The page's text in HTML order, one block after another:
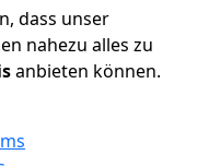
dass unser
nahezu alles zu
anbieten können.